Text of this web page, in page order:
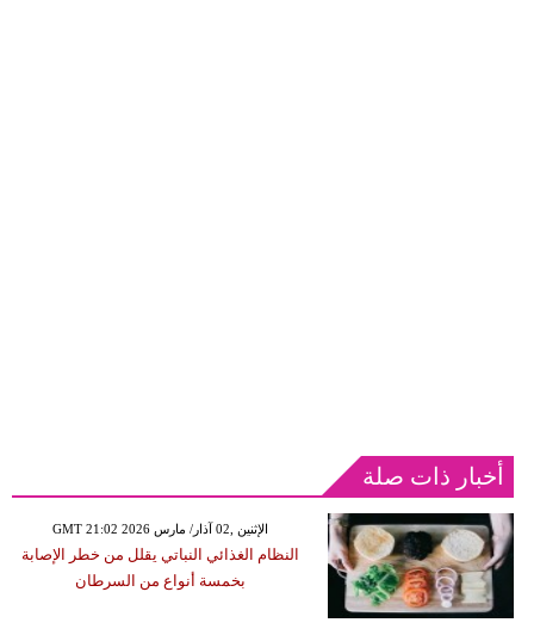
أخبار ذات صلة
GMT 21:02 2026 الإثنين ,02 آذار/ مارس
النظام الغذائي النباتي يقلل من خطر الإصابة
بخمسة أنواع من السرطان